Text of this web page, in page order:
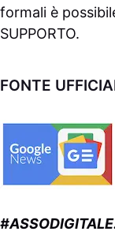
formali è
SUPPORTO.
FONTE